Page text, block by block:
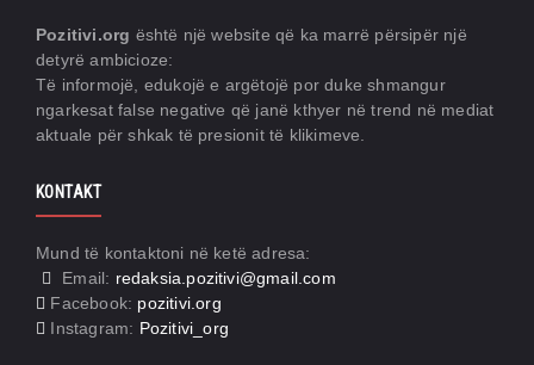
Pozitivi.org është një website që ka marrë përsipër një
detyrë ambicioze:
Të informojë, edukojë e argëtojë por duke shmangur
ngarkesat false negative që janë kthyer në trend në mediat
aktuale për shkak të presionit të klikimeve.
KONTAKT
Mund të kontaktoni në ketë adresa:
Email: redaksia.pozitivi@gmail.com
Facebook: pozitivi.org
Instagram: Pozitivi_org